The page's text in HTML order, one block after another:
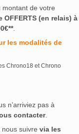
montant de votre
OFFERTS (en relais) à
.
les modalités de
Chrono18 et Chrono
n’arriviez pas à
contacter.
suivre via les